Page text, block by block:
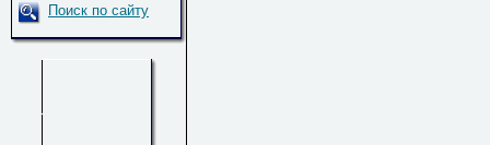
Поиск по сайту